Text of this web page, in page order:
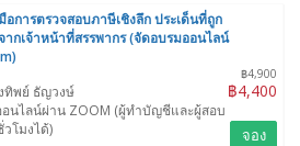
อการตรวจสอบภาษีเชิงลึก ประเด็นที่ถูก
ากเจ้าหน้าที่สรรพากร (จัดอบรมออนไลน์
฿4,900
฿4,400
ทิพย์ ธัญวงษ์
นไลน์ผ่าน ZOOM (ผู้ทำบัญชีและผู้สอบ
โมงได้)
จอง